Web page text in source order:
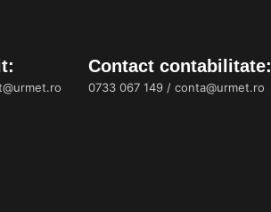
Contact contabilitate:
0733 067 149 / conta@urmet.ro